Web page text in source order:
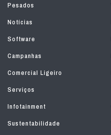
Pesados
Notícias
Software
Campanhas
Comercial Ligeiro
Serviços
Infotainment
Sustentabilidade